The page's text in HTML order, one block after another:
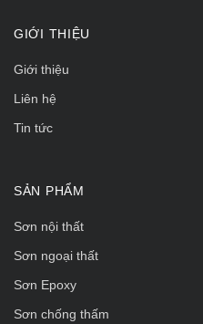
GIỚI THIỆU
Giới thiệu
Liên hệ
Tin tức
SẢN PHẨM
Sơn nội thất
Sơn ngoại thất
Sơn Epoxy
Sơn chống thấm